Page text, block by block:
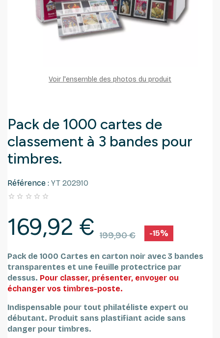
Voir l'ensemble des photos du produit
Pack de 1000 cartes de
classement à 3 bandes pour
timbres.
Référence : YT 202910
    
169,92 € 199,90 € -15%
Pack de 1000 Cartes en carton noir avec 3 bandes
transparentes et une feuille protectrice par
dessus. Pour classer, présenter, envoyer ou
échanger vos timbres-poste.
Indispensable pour tout philatéliste expert ou
débutant. Produit sans plastifiant acide sans
danger pour timbres.